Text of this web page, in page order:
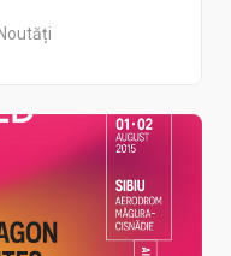
Noutăți